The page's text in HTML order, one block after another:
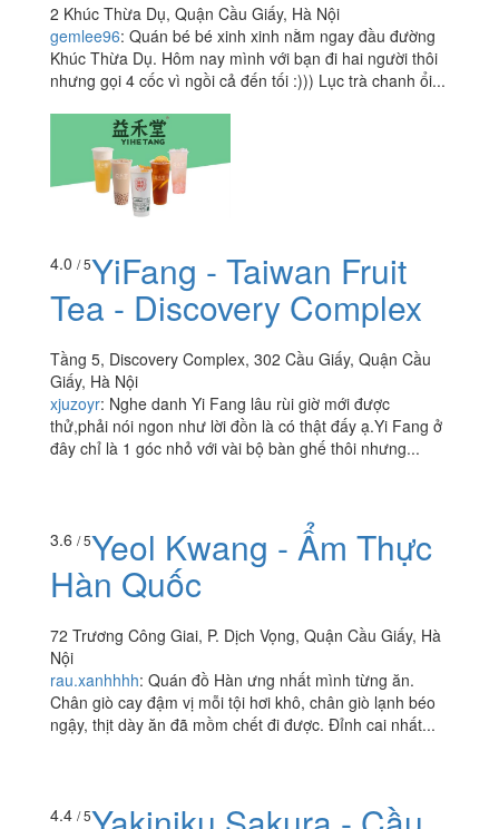
2 Khúc Thừa Dụ, Quận Cầu Giấy, Hà Nội
gemlee96: Quán bé bé xinh xinh nằm ngay đầu đường
Khúc Thừa Dụ. Hôm nay mình với bạn đi hai người thôi
nhưng gọi 4 cốc vì ngồi cả đến tối :))) Lục trà chanh ổi...
4.0 / 5YiFang - Taiwan Fruit
Tea - Discovery Complex
Tầng 5, Discovery Complex, 302 Cầu Giấy, Quận Cầu
Giấy, Hà Nội
xjuzoyr: Nghe danh Yi Fang lâu rùi giờ mới được
thử,phải nói ngon như lời đồn là có thật đấy ạ.Yi Fang ở
đây chỉ là 1 góc nhỏ với vài bộ bàn ghế thôi nhưng...
3.6/ 5Yeol Kwang - Ẩm Thực
Hàn Quốc
72 Trương Công Giai, P. Dịch Vọng, Quận Cầu Giấy, Hà
ngậy, thịt dày ăn đã mồm chết đi được. Đỉnh cai nhất...